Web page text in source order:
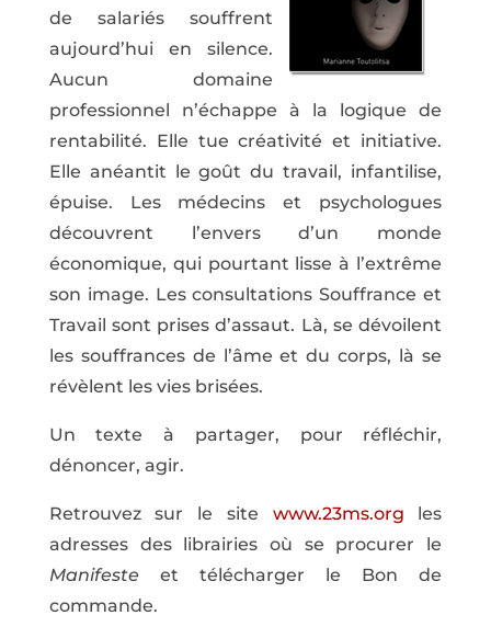
de salariés souffrent
aujourd’hui en silence.
Aucun domaine
professionnel n’échappe à la logique de
rentabilité. Elle tue créativité et initiative.
Elle anéantit le goût du travail, infantilise,
épuise. Les médecins et psychologues
découvrent l’envers d’un monde
économique, qui pourtant lisse à l’extrême
son image. Les consultations Souffrance et
Travail sont prises d’assaut. Là, se dévoilent
les souffrances de l’âme et du corps, là se
révèlent les vies brisées.
Un texte à partager, pour réfléchir,
dénoncer, agir.
Retrouvez sur le site www.23ms.org les
adresses des librairies où se procurer le
Manifesteet télécharger le Bon de
commande.